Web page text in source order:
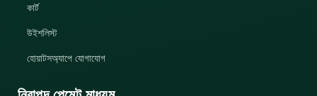
কার্ট
উইশলিস্ট
হোয়াটসঅ্যাপে যোগাযোগ